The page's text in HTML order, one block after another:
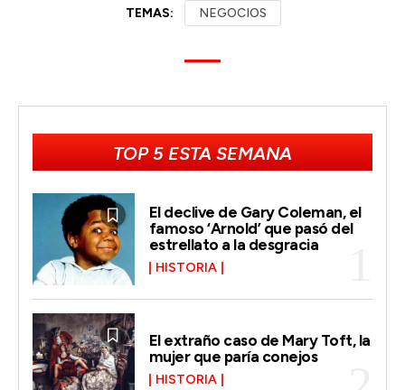
TEMAS: NEGOCIOS
TOP 5 ESTA SEMANA
El declive de Gary Coleman, el
famoso ‘Arnold’ que pasó del
estrellato a la desgracia
HISTORIA
El extraño caso de Mary Toft, la
mujer que paría conejos
HISTORIA